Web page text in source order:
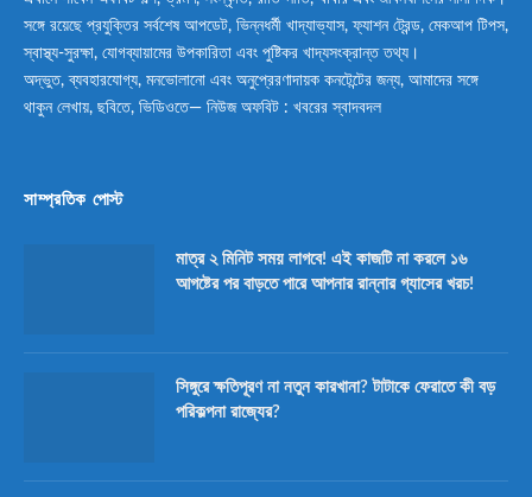
সঙ্গে রয়েছে প্রযুক্তির সর্বশেষ আপডেট, ভিন্নধর্মী খাদ্যাভ্যাস, ফ্যাশন ট্রেন্ড, মেকআপ টিপস,
স্বাস্থ্য-সুরক্ষা, যোগব্যায়ামের উপকারিতা এবং পুষ্টিকর খাদ্যসংক্রান্ত তথ্য।
অদ্ভুত, ব্যবহারযোগ্য, মনভোলানো এবং অনুপ্রেরণাদায়ক কনটেন্টের জন্য, আমাদের সঙ্গে
থাকুন লেখায়, ছবিতে, ভিডিওতে— নিউজ অফবিট : খবরের স্বাদবদল
সাম্প্রতিক পোস্ট
মাত্র ২ মিনিট সময় লাগবে! এই কাজটি না করলে ১৬
আগষ্টের পর বাড়তে পারে আপনার রান্নার গ্যাসের খরচ!
সিঙ্গুরে ক্ষতিপূরণ না নতুন কারখানা? টাটাকে ফেরাতে কী বড়
পরিকল্পনা রাজ্যের?